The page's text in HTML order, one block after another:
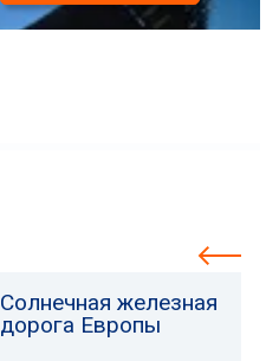
Солнечная железная
дорога Европы